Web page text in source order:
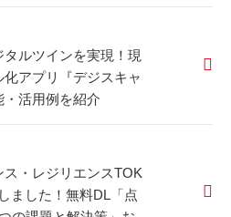
タルツインを実現！現
化アプリ『デジスキャ
・活用例を紹介
ス・レジリエンスTOK
ました！無料DL「点